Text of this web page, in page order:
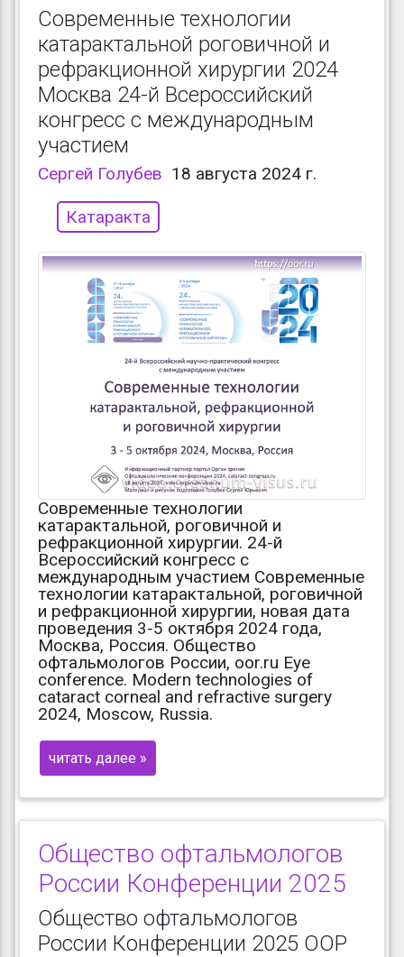
Современные технологии
катарактальной роговичной и
рефракционной хирургии 2024
Москва 24-й Всероссийский
конгресс с международным
участием
Сергей Голубев 18 августа 2024 г.
Катаракта
Современные технологии
катарактальной, роговичной и
рефракционной хирургии. 24-й
Всероссийский конгресс с
международным участием Современные
технологии катарактальной, роговичной
и рефракционной хирургии, новая дата
проведения 3-5 октября 2024 года,
Москва, Россия. Общество
офтальмологов России, oor.ru Eye
conference. Modern technologies of
cataract corneal and refractive surgery
2024, Moscow, Russia.
читать далее »
Общество офтальмологов
России Конференции 2025
Общество офтальмологов
России Конференции 2025 ООР